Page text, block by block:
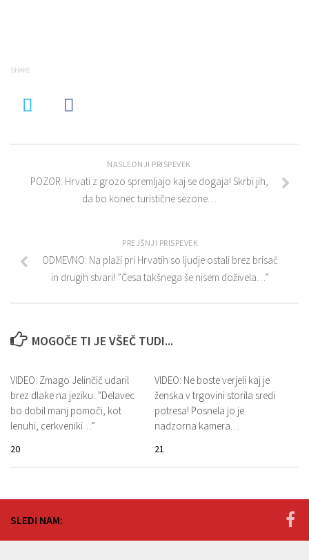
SHARE
NASLEDNJI PRISPEVEK
POZOR: Hrvati z grozo spremljajo kaj se dogaja! Skrbi jih,
da bo konec turistične sezone…
PREJŠNJI PRISPEVEK
ODMEVNO: Na plaži pri Hrvatih so ljudje ostali brez brisač
in drugih stvari! ”Česa takšnega še nisem doživela…”
MOGOČE TI JE VŠEČ TUDI...
VIDEO: Zmago Jelinčič udaril
brez dlake na jeziku: ”Delavec
bo dobil manj pomoči, kot
lenuhi, cerkveniki…”
20
VIDEO: Ne boste verjeli kaj je
ženska v trgovini storila sredi
potresa! Posnela jo je
nadzorna kamera…
21
SLEDI NAM: